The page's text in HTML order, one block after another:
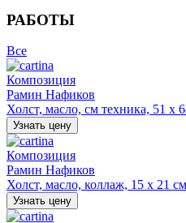
РАБОТЫ
Все
Композиция
Рамин Нафиков
Холст, масло, см техника, 51 х
Узнать цену
Композиция
Рамин Нафиков
Холст, масло, коллаж, 15 х 21 см
Узнать цену